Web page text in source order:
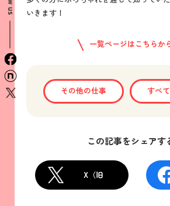
いきます！
一覧ページはこちらか
その他の仕事 すべ
この記事をシェアす
X（旧